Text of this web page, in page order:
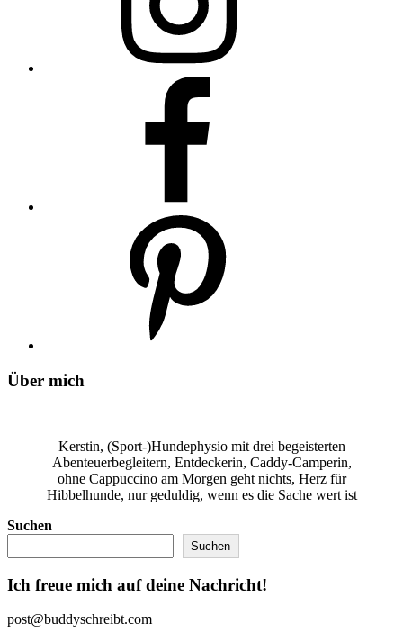
Über mich
Kerstin, (Sport-)Hundephysio mit drei begeisterten
Abenteuerbegleitern, Entdeckerin, Caddy-Camperin,
ohne Cappuccino am Morgen geht nichts, Herz für
Hibbelhunde, nur geduldig, wenn es die Sache wert ist
Suchen
Suchen
Ich freue mich auf deine Nachricht!
post@buddyschreibt.com